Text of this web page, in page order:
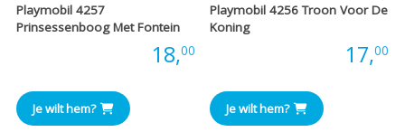
Playmobil 4257
Prinsessenboog Met Fontein
18,00
Je wilt hem?
Playmobil 4256 Troon Voor De
Koning
17,00
Je wilt hem?